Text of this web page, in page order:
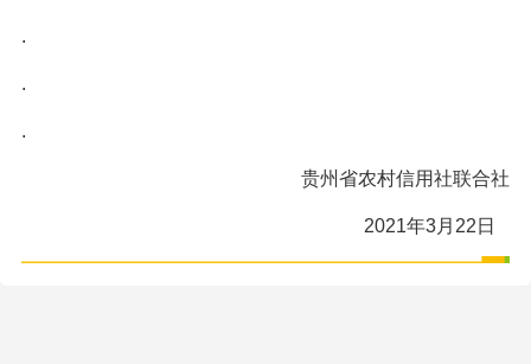
.
.
.
贵州省农村信用社联合社
2021年3月22日